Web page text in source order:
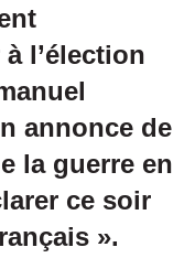
l’élection
annonce de
la guerre en
ce soir
».